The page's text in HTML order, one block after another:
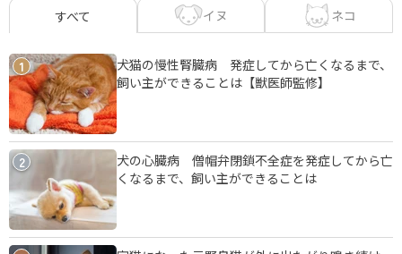
すべて イヌ ネコ
1
犬猫の慢性腎臓病 発症してから亡くなるまで、
飼い主ができることは【獣医師監修】
2
犬の心臓病 僧帽弁閉鎖不全症を発症してから亡
くなるまで、飼い主ができることは